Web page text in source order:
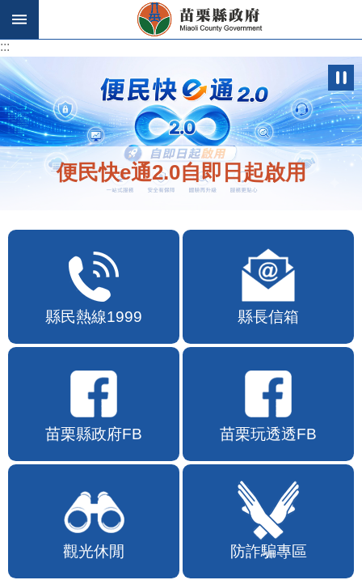
跳到主要內容區塊
:::
:::
便民快e通2.0自即日起啟用
縣民熱線1999 縣長信箱
苗栗縣政府FB 苗栗玩透透FB
觀光休閒 防詐騙專區